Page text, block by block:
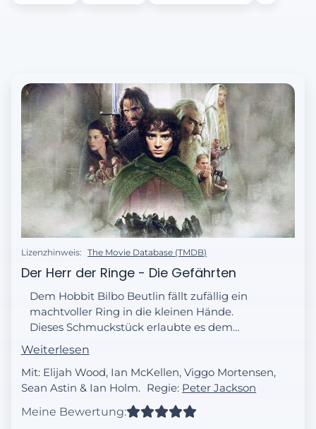
Lizenzhinweis: The Movie Database (TMDB)
Der Herr der Ringe - Die Gefährten
Dem Hobbit Bilbo Beutlin fällt zufällig ein
machtvoller Ring in die kleinen Hände.
Dieses Schmuckstück erlaubte es dem
finsteren Herrscher Sauron einst, die Welt
zu unterjochen. Der Ring schien über
Jahrhunderte verloren, bis Bilbo ihn an sich
nahm und seinen „Schatz“ sechzig Jahre
lang bewahrte. An seinem 111. Geburtstag
gibt er ihn schweren Herzens an seinen
Weiterlesen
Mit: Elijah Wood, Ian McKellen, Viggo Mortensen,
Sean Astin & Ian Holm. Regie: Peter Jackson
Meine Bewertung: